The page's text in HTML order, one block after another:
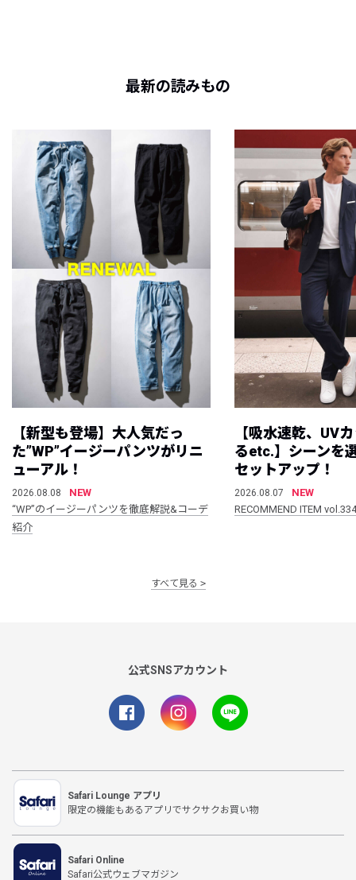
最新の読みもの
【新型も登場】大人気だっ
た”WP”イージーパンツがリニ
ューアル！
2026.08.08
NEW
“WP”のイージーパンツを徹底解説&コーデ
紹介
【吸水速乾、UV
るetc.】シーンを
セットアップ！
2026.08.07
NEW
RECOMMEND ITEM vol.334
すべて見る
公式SNSアカウント
Safari Lounge アプリ
限定の機能もあるアプリでサクサクお買い物
Safari Online
Safari公式ウェブマガジン